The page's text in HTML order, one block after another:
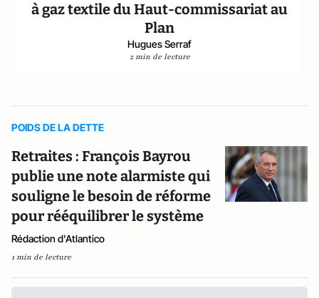
à gaz textile du Haut-commissariat au
Plan
Hugues Serraf
2 min de lecture
POIDS DE LA DETTE
Retraites : François Bayrou
publie une note alarmiste qui
souligne le besoin de réforme
pour rééquilibrer le système
Rédaction d'Atlantico
1 min de lecture